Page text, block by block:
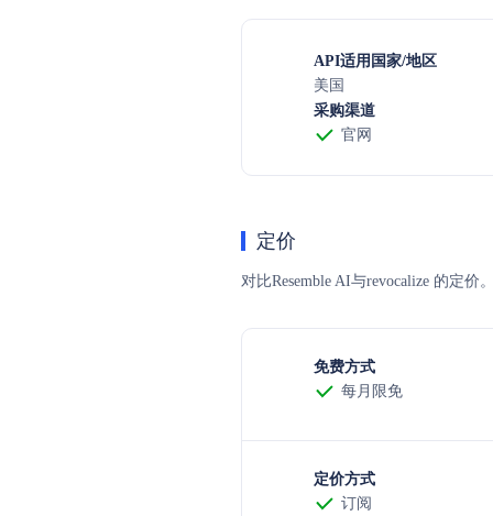
API适用国家/地区
美国
采购渠道
官网
定价
对比Resemble AI与revocalize 的定
免费方式
每月限免
定价方式
订阅